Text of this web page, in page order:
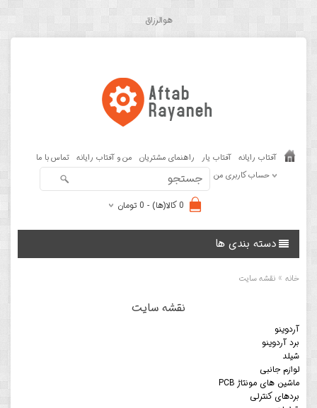
هوالرزاق
آفتاب رایانه آفتاب یار راهنمای مشتریان من و آفتاب رایانه تماس با ما
حساب کاربری من
0 کالا(ها) - 0 تومان
دسته بندی ها
خانه » نقشه سایت
نقشه سایت
آردوینو
برد آردوینو
شیلد
لوازم جانبی
ماشین های مونتاژ PCB
بردهای کنترلی